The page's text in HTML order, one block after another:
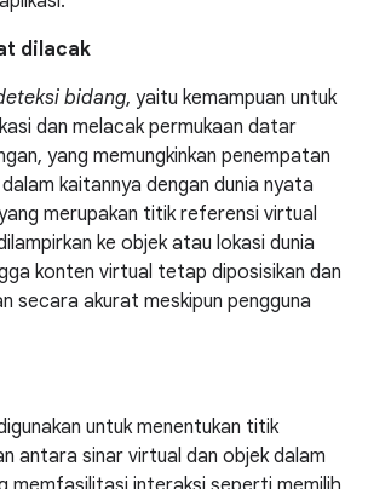
dilacak
bidang, yaitu kemampuan untuk
dan melacak permukaan datar
yang memungkinkan penempatan
kaitannya dengan dunia nyata
merupakan titik referensi virtual
ke objek atau lokasi dunia
konten virtual tetap diposisikan dan
secara akurat meskipun pengguna
untuk menentukan titik
antara sinar virtual dan objek dalam